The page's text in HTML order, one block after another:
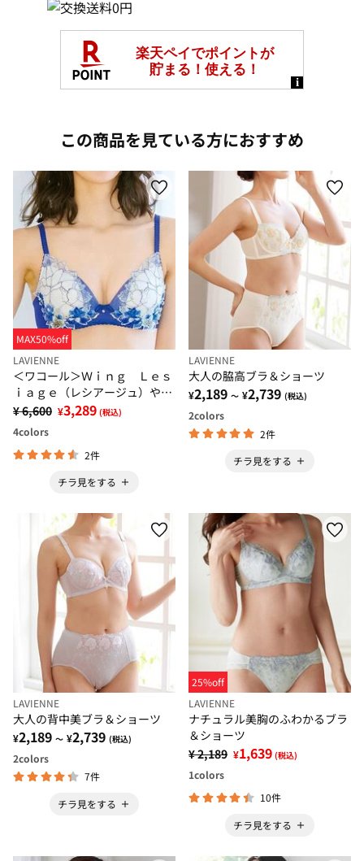
この商品を見ている方におすすめ
MAX50%off
LAVIENNE
＜ワコール＞Ｗｉｎｇ Ｌｅｓ
ｉａｇｅ（レシアージュ）やさ
しくフィット ブラ
¥ 6,600 ¥3,289 (税込)
4colors
2件
チラ見をする
LAVIENNE
大人の脇高ブラ＆ショーツ
¥2,189 ～ ¥2,739 (税込)
2colors
2件
チラ見をする
LAVIENNE
大人の背中美ブラ＆ショーツ
¥2,189 ～ ¥2,739 (税込)
2colors
7件
チラ見をする
25%off
LAVIENNE
ナチュラル美胸のふわかるブラ
＆ショーツ
¥ 2,189 ¥1,639 (税込)
1colors
10件
チラ見をする